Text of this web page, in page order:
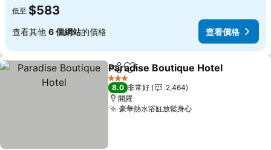
低至 $583
查看其他 6 個網站的價格 查看價格
分享 加入我的最愛
Paradise Boutique Hotel
3 星級
8.0 非常好
2,464
開羅
豪華熱水浴缸放鬆身心查看價格